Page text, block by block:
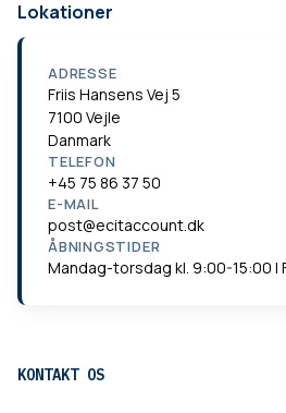
Lokationer
ADRESSE
Friis Hansens Vej 5
7100 Vejle
Danmark
TELEFON
+45 75 86 37 50
E-MAIL
post@ecitaccount.dk
ÅBNINGSTIDER
Mandag-torsdag kl. 9:00-15:00 |
KONTAKT OS